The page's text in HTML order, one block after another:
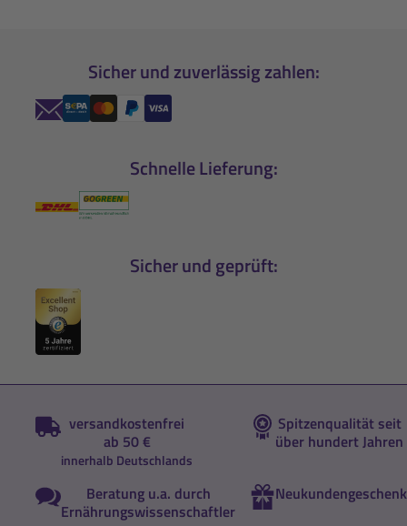
Sicher und zuverlässig zahlen:
Schnelle Lieferung:
Sicher und geprüft:
versandkostenfrei
ab 50 €
innerhalb Deutschlands
Spitzenqualität seit
über hundert Jahren
Beratung u.a. durch
Ernährungswissenschaftler
Neukundengeschenk